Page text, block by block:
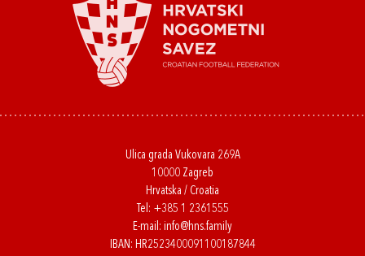
Ulica grada Vukovara 269A
10000 Zagreb
Hrvatska / Croatia
Tel: +385 1 2361555
E-mail: info@hns.family
IBAN: HR2523400091100187844